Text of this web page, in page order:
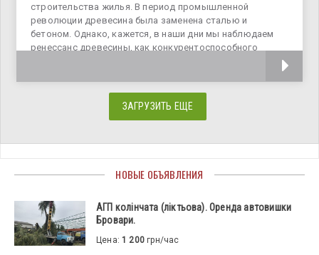
строительства жилья. В период промышленной
революции древесина была заменена сталью и
бетоном. Однако, кажется, в наши дни мы наблюдаем
ренессанс древесины, как конкурентоспособного
ЗАГРУЗИТЬ ЕЩЕ
НОВЫЕ ОБЪЯВЛЕНИЯ
АГП колінчата (ліктьова). Оренда автовишки
Бровари.
Цена:1 200 грн/час